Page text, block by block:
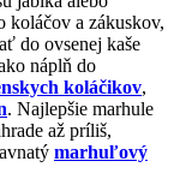
koláčov a zákuskov,
do ovsenej kaše
náplň do
koláčikov,
. Najlepšie marhule
až príliš,
marhuľový